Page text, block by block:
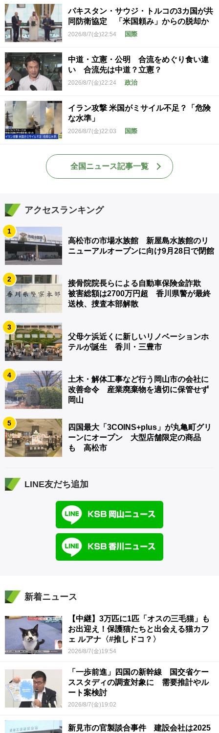
パキスタン・サウジ・トルコの3カ国が共
同防衛協定 「米国頼み」からの脱却か
2026/8/7(金)22:54 国際
中道・立憲・公明 合流をめぐり食い違
い 合流先は中道？立憲？
2026/8/7(金)22:24 政治
イラン攻撃 米国がミサイル不足？「危険
な水準」
2026/8/7(金)22:03 国際
全国ニュース記事一覧
アクセスランキング
1
高松市の市場水族館 新屋島水族館のリ
ニューアルオープンに向け9月28日で閉館
2
接骨院院長らによる自動車保険金詐欺
被害総額は2700万円超 香川県警が最終
送検、捜査本部解散
3
父母ケ浜近くに新しいリノベーションホ
テルが誕生 香川・三豊市
4
土木・解体工事など行う岡山市の会社に
改善命令 産業廃棄物を適切に保管せず
岡山
5
四国最大「3COINS+plus」が丸亀町グリ
ーンにオープン 大型店舗限定の商品
も 高松市
LINE友だち追加
新着ニュース
【中継】3万匹に1匹「オスの三毛猫」も
お出迎え！保護猫たちと出会える猫カフ
ェ ルアナ〈#推しドコ？〉
2026/8/7(金)19:54
「一歩前進」四国の新幹線 国交省ケー
ススタディの調査対象に 需要推計やル
ート案検討
2026/8/7(金)19:02
新見市の官製談合事件 建設会社は2025